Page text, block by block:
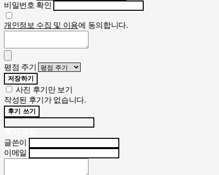
비밀번호 확인
개인정보 수집 및 이용에 동의합니다.
평점 주기
저장하기
사진 후기만 보기
작성된 후기가 없습니다.
후기 쓰기
글쓴이
이메일